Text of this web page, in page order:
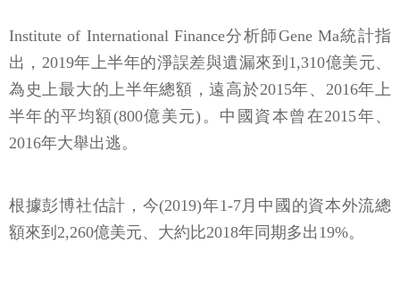
Institute of International Finance分析師Gene Ma統計指
出，2019年上半年的淨誤差與遺漏來到1,310億美元、
為史上最大的上半年總額，遠高於2015年、2016年上
半年的平均額(800億美元)。中國資本曾在2015年、
2016年大舉出逃。
根據彭博社估計，今(2019)年1-7月中國的資本外流總
額來到2,260億美元、大約比2018年同期多出19%。